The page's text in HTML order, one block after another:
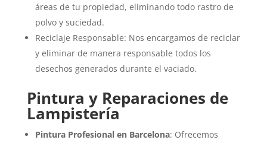
áreas de tu propiedad, eliminando todo rastro de
polvo y suciedad.
Reciclaje Responsable: Nos encargamos de reciclar
y eliminar de manera responsable todos los
desechos generados durante el vaciado.
Pintura y Reparaciones de
Lampistería
Pintura Profesional en Barcelona: Ofrecemos